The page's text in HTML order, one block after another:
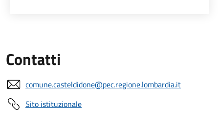
Contatti
comune.casteldidone@pec.regione.lombardia.it
Sito istituzionale